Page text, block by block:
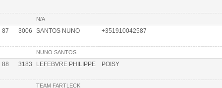
N/A
87 3006 SANTOS NUNO +351910042587
NUNO SANTOS
88 3183 LEFEBVRE PHILIPPE POISY
TEAM FARTLECK